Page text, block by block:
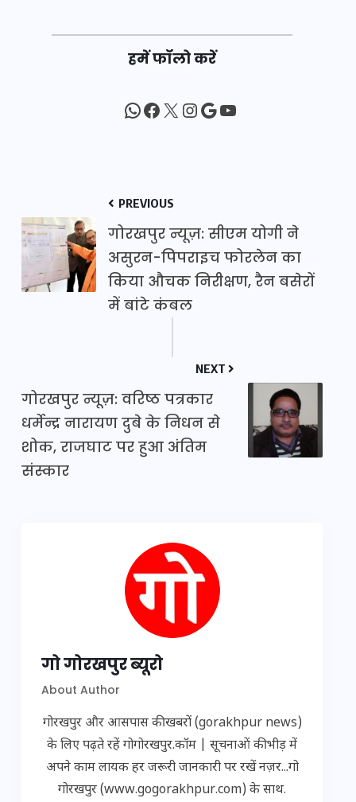
हमें फॉलो करें
WhatsApp
Facebook
X Instagram
Google
YouTube
PREVIOUS
गोरखपुर न्यूज़: सीएम योगी ने
असुरन-पिपराइच फोरलेन का
किया औचक निरीक्षण, रैन बसेरों
में बांटे कंबल
NEXT
गोरखपुर न्यूज़: वरिष्ठ पत्रकार
धर्मेन्द्र नारायण दुबे के निधन से
शोक, राजघाट पर हुआ अंतिम
संस्कार
गो गोरखपुर ब्यूरो
About Author
गोरखपुर और आसपास की खबरों (gorakhpur news)
के लिए पढ़ते रहें गोगोरखपुर.कॉम | सूचनाओं की भीड़ में
अपने काम लायक हर जरूरी जानकारी पर रखें नज़र...गो
गोरखपुर (www.gogorakhpur.com) के साथ.